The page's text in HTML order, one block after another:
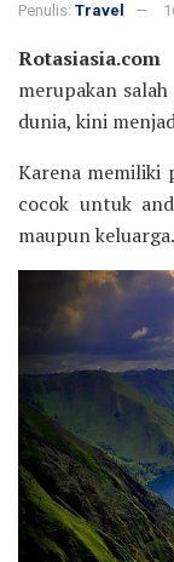
Penulis: Travel
Rotasiasia.com
merupakan
dunia, kini
Karena memiliki
cocok untuk
maupun keluarga.